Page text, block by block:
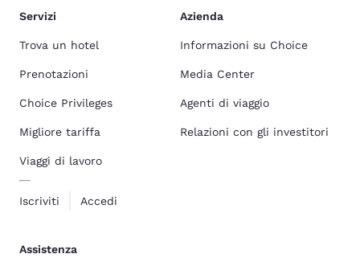
Servizi
Trova un hotel
Prenotazioni
Choice Privileges
Migliore tariffa
Viaggi di lavoro
Iscriviti Accedi
Azienda
Informazioni su Choice
Media Center
Agenti di viaggio
Relazioni con gli investitori
Assistenza